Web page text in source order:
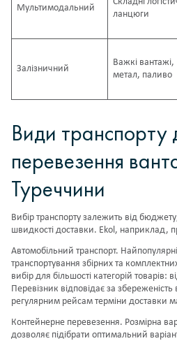
Мультимодальний
ланцюги
Залізничний
Важкі вантажі,
метал, паливо
Види транспорту
перевезення
Туреччини
Вибір транспорту залежить від
швидкості доставки. Ekol, наприклад,
Автомобільний транспорт.
транспортування збірних та
вибір для більшості категорій
Перевізник відповідає за
регулярним рейсам терміни доставки
Контейнерне перевезення. Розмірна
дозволяє підібрати оптимальний